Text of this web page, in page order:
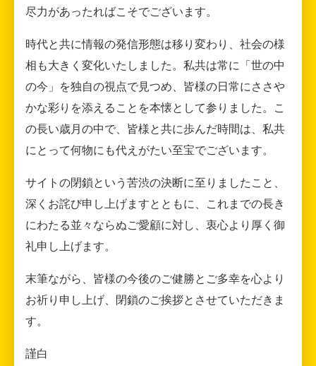
尽力があったればこそでございます。
時代と共に情報の発信形態は移り変わり、社会の様
相も大きく変化いたしました。私共は常に「世の中
の今」を独自の視点で見つめ、皆様の日常にささや
かな彩りを添えることを本懐として参りました。こ
の長い歳月の中で、皆様と共に歩んだ時間は、私共
にとって何物にも代えがたい至宝でございます。
サイトの閉鎖という苦渋の決断に至りましたこと、
深くお詫び申し上げますとともに、これまでの長き
にわたる並々ならぬご愛顧に対し、衷心より厚く御
礼申し上げます。
末筆ながら、皆様の今後のご健勝とご多幸を心より
お祈り申し上げ、閉鎖のご挨拶とさせていただきま
す。
謹白